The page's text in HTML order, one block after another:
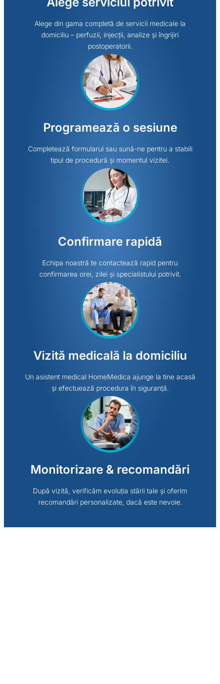
Alege din gama completă de servicii medicale la
domiciliu – perfuzii, injecții, analize și îngrijiri
postoperatorii.
Programează o sesiune
Completează formularul sau sună-ne pentru a stabili
tipul de procedură și momentul vizitei.
Confirmare rapidă
Echipa noastră te contactează rapid pentru
confirmarea orei, zilei și specialistului potrivit.
Vizită medicală la domiciliu
Un asistent medical HomeMedica ajunge la tine acasă
și efectuează procedura în siguranță.
Monitorizare & recomandări
După vizită, verificăm evoluția stării tale și oferim
recomandări personalizate, dacă este nevoie.